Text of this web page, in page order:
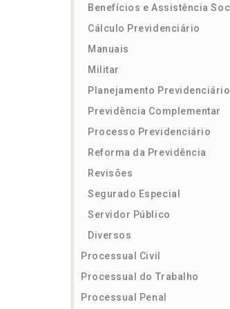
Cálculo Previdenciário
Manuais
Militar
Planejamento Previdenciário
Previdência Complementar
Processo Previdenciário
Reforma da Previdência
Revisões
Segurado Especial
Servidor Público
Diversos
Processual Civil
Processual do Trabalho
Processual Penal
Também